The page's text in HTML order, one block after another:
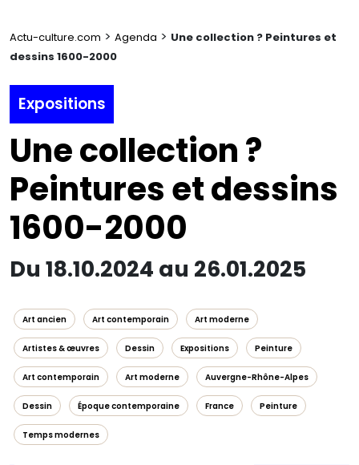
Actu-culture.com > Agenda > Une collection ? Peintures et
dessins 1600-2000
Expositions
Une collection ?
Peintures et dessins
1600-2000
Du 18.10.2024 au 26.01.2025
Art ancien Art contemporain Art moderne
Artistes & œuvres Dessin Expositions Peinture
Art contemporain Art moderne Auvergne-Rhône-Alpes
Dessin Époque contemporaine France Peinture
Temps modernes